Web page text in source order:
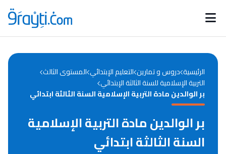
Catégories
d'actualités
Annonces bourses
الرئيسية دروس و تمارين التعليم الإبتدائي المستوى الثالث
التربية الإسلامية للسنة الثالثة الإبتدائي
بر الوالدين مادة التربية الإسلامية السنة الثالثة ابتدائي
بر الوالدين مادة التربية الإسلامية
السنة الثالثة ابتدائي